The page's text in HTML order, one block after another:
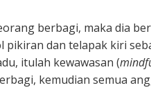
berbagi, maka dia
pikiran dan telapak kiri
itulah kewawasan (
kemudian semua